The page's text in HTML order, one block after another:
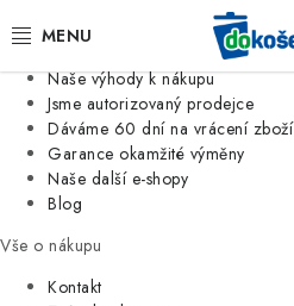
Jsme tradiční česká firma
Naše výhody k nákupu
Jsme autorizovaný prodejce
Dáváme 60 dní na vrácení zboží
Garance okamžité výměny
Naše další e-shopy
Blog
Vše o nákupu
Kontakt
KOŠE
SÁČKY
KUCHYNĚ